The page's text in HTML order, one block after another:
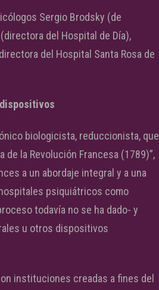
Sergio Brodsky (de
del Hospital de Día),
del Hospital Santa Rosa de
biologicista, reduccionista, que
la Revolución Francesa (1789)”,
a un abordaje integral y a una
psiquiátricos como
todavía no se ha dado- y
u otros dispositivos
instituciones creadas a fines del